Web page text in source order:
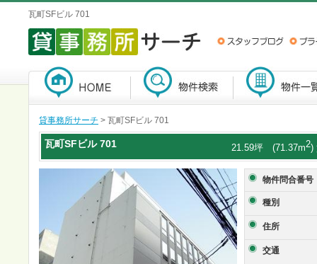
瓦町SFビル 701
貸事務所サーチ > 瓦町SFビル 701
瓦町SFビル701 21.59坪 (71.37m2)
物件問合番号
種別
住所
交通